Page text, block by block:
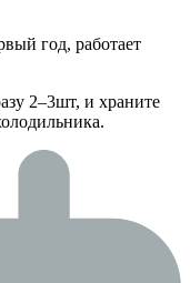
год, работает
2–3шт, и храните